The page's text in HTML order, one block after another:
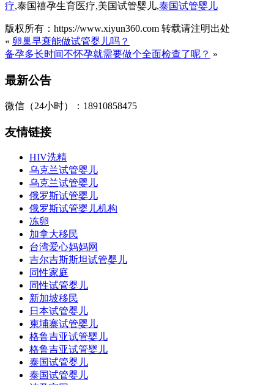
疗,泰国禧孕生育医疗,美国试管婴儿,泰国试管婴儿
版权所有：https://www.xiyun360.com 转载请注明出处
« 卵巢早衰能做试管婴儿吗？
备孕多长时间不怀孕就需要做个全面检查了呢？ »
最新公告
微信（24小时）：18910858475
友情链接
HIV洗精
乌克兰试管婴儿
乌克兰试管婴儿
俄罗斯试管婴儿
俄罗斯试管婴儿机构
冻卵
加拿大移民
台湾爱心妈妈网
吉尔吉斯斯坦试管婴儿
同性家庭
同性试管婴儿
新加坡移民
日本试管婴儿
柬埔寨试管婴儿
格鲁吉亚试管婴儿
格鲁吉亚试管婴儿
泰国试管婴儿
泰国试管婴儿